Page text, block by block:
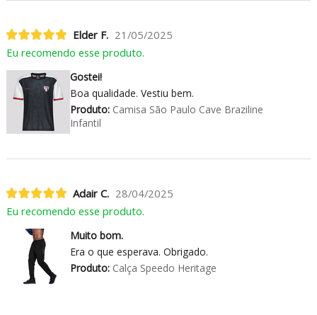
Elder F. 21/05/2025
Eu recomendo esse produto.
Gostei!
Boa qualidade. Vestiu bem.
Produto:Camisa São Paulo Cave Braziline
Infantil
Adair C. 28/04/2025
Eu recomendo esse produto.
Muito bom.
Era o que esperava. Obrigado.
Produto:Calça Speedo Heritage